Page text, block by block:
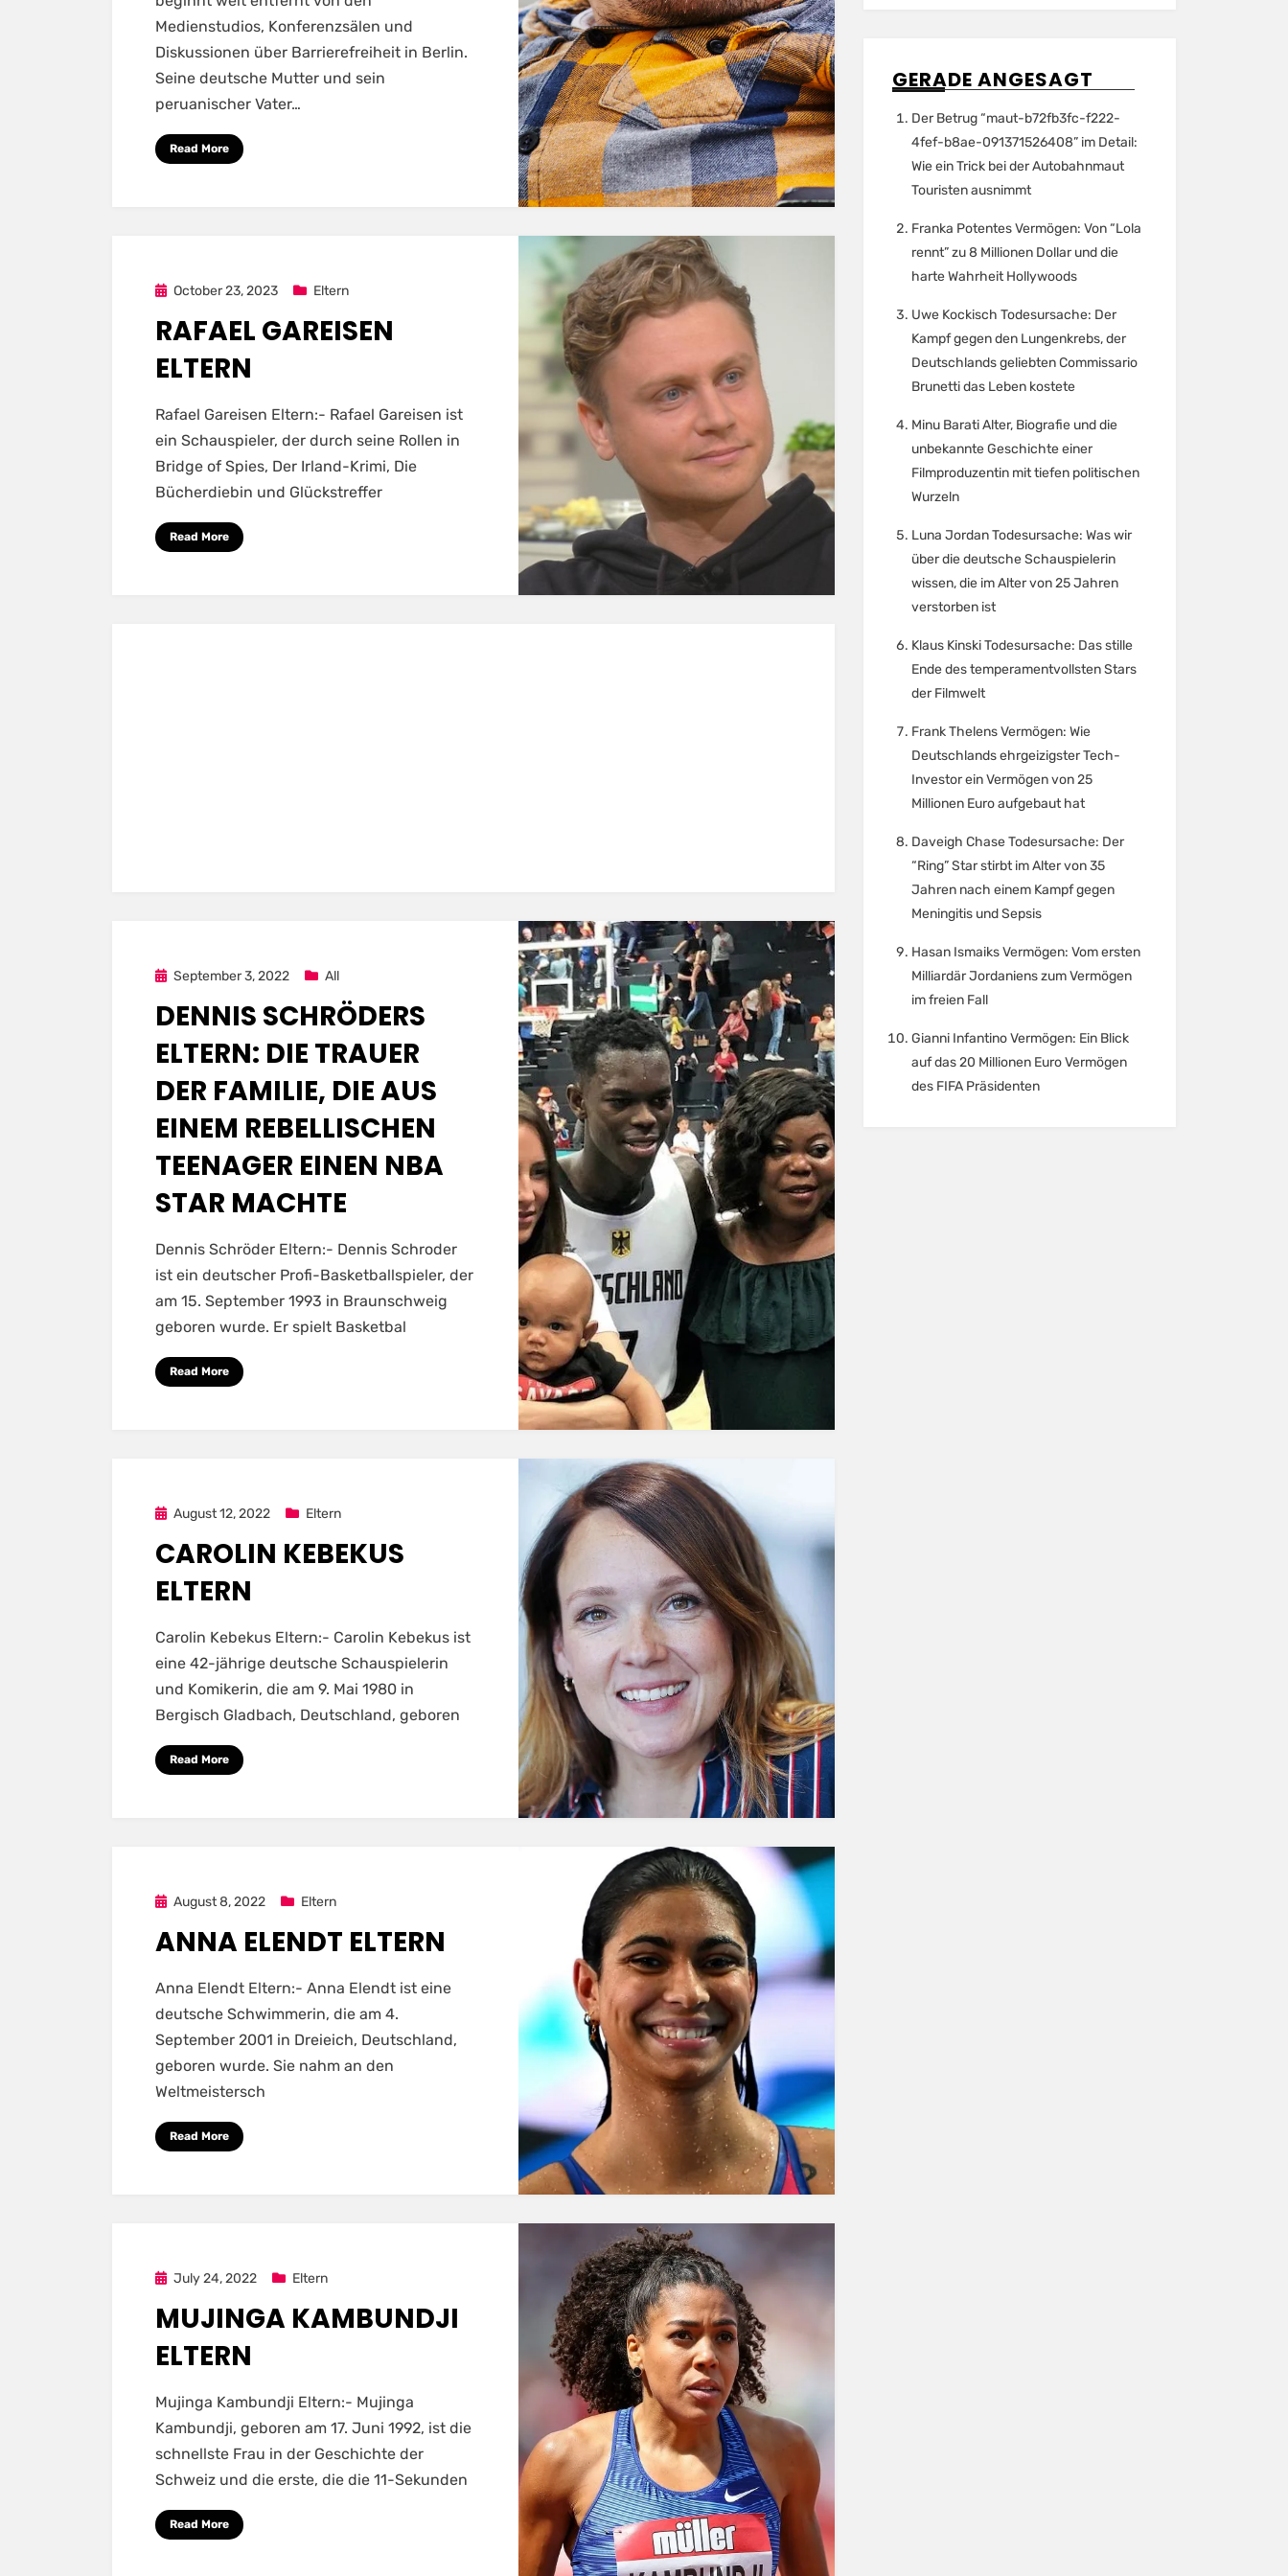
Medienstudios, Konferenzsälen und
Diskussionen über Barrierefreiheit in Berlin.
Seine deutsche Mutter und sein
peruanischer Vater…
Read More
Posted
October 23, 2023 Eltern
RAFAEL GAREISEN
ELTERN
Rafael Gareisen Eltern:- Rafael Gareisen ist
ein Schauspieler, der durch seine Rollen in
Bridge of Spies, Der Irland-Krimi, Die
Bücherdiebin und Glückstreffer
Read More
Posted
September 3, 2022 All
DENNIS SCHRÖDERS
ELTERN: DIE TRAUER
DER FAMILIE, DIE AUS
EINEM REBELLISCHEN
TEENAGER EINEN NBA
STAR MACHTE
Dennis Schröder Eltern:- Dennis Schroder
ist ein deutscher Profi-Basketballspieler, der
am 15. September 1993 in Braunschweig
geboren wurde. Er spielt Basketbal
Read More
Posted
August 12, 2022 Eltern
CAROLIN KEBEKUS
ELTERN
Carolin Kebekus Eltern:- Carolin Kebekus ist
eine 42-jährige deutsche Schauspielerin
und Komikerin, die am 9. Mai 1980 in
Bergisch Gladbach, Deutschland, geboren
Read More
Posted
August 8, 2022 Eltern
ANNA ELENDT ELTERN
Anna Elendt Eltern:- Anna Elendt ist eine
deutsche Schwimmerin, die am 4.
September 2001 in Dreieich, Deutschland,
geboren wurde. Sie nahm an den
Weltmeistersch
Read More
Posted
July 24, 2022 Eltern
MUJINGA KAMBUNDJI
ELTERN
Mujinga Kambundji Eltern:- Mujinga
Kambundji, geboren am 17. Juni 1992, ist die
schnellste Frau in der Geschichte der
Schweiz und die erste, die die 11-Sekunden
Read More
GERADE ANGESAGT
Der Betrug “maut-b72fb3fc-f222-
4fef-b8ae-091371526408” im Detail:
Wie ein Trick bei der Autobahnmaut
Touristen ausnimmt
Franka Potentes Vermögen: Von “Lola
rennt” zu 8 Millionen Dollar und die
harte Wahrheit Hollywoods
Uwe Kockisch Todesursache: Der
Kampf gegen den Lungenkrebs, der
Deutschlands geliebten Commissario
Brunetti das Leben kostete
Minu Barati Alter, Biografie und die
unbekannte Geschichte einer
Filmproduzentin mit tiefen politischen
Wurzeln
Luna Jordan Todesursache: Was wir
über die deutsche Schauspielerin
wissen, die im Alter von 25 Jahren
verstorben ist
Klaus Kinski Todesursache: Das stille
Ende des temperamentvollsten Stars
der Filmwelt
Frank Thelens Vermögen: Wie
Deutschlands ehrgeizigster Tech-
Investor ein Vermögen von 25
Millionen Euro aufgebaut hat
Daveigh Chase Todesursache: Der
“Ring” Star stirbt im Alter von 35
Jahren nach einem Kampf gegen
Meningitis und Sepsis
Hasan Ismaiks Vermögen: Vom ersten
Milliardär Jordaniens zum Vermögen
im freien Fall
Gianni Infantino Vermögen: Ein Blick
auf das 20 Millionen Euro Vermögen
des FIFA Präsidenten